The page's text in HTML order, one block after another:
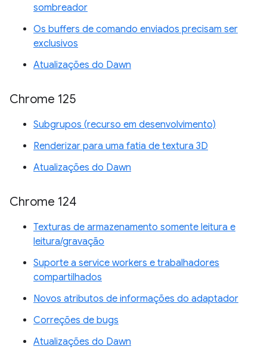
sombreador
Os buffers de comando enviados precisam ser
exclusivos
Atualizações do Dawn
Chrome 125
Subgrupos (recurso em desenvolvimento)
Renderizar para uma fatia de textura 3D
Atualizações do Dawn
Chrome 124
Texturas de armazenamento somente leitura e
leitura/gravação
Suporte a service workers e trabalhadores
compartilhados
Novos atributos de informações do adaptador
Correções de bugs
Atualizações do Dawn